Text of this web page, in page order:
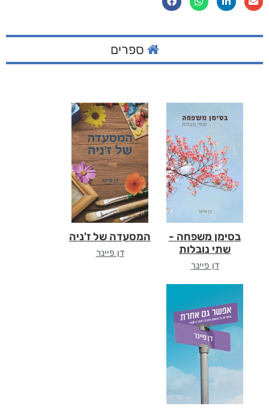
ספרים
בסימן משפחה -
שתי נובלות
דן פיינר
המסעדה של ז'ניה
דן פיינר